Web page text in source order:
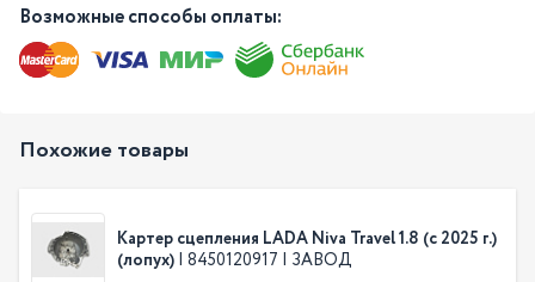
Возможные способы оплаты:
Похожие товары
Картер сцепления LADA Niva Travel 1.8 (c 2025 г.)
(лопух) | 8450120917 | ЗАВОД